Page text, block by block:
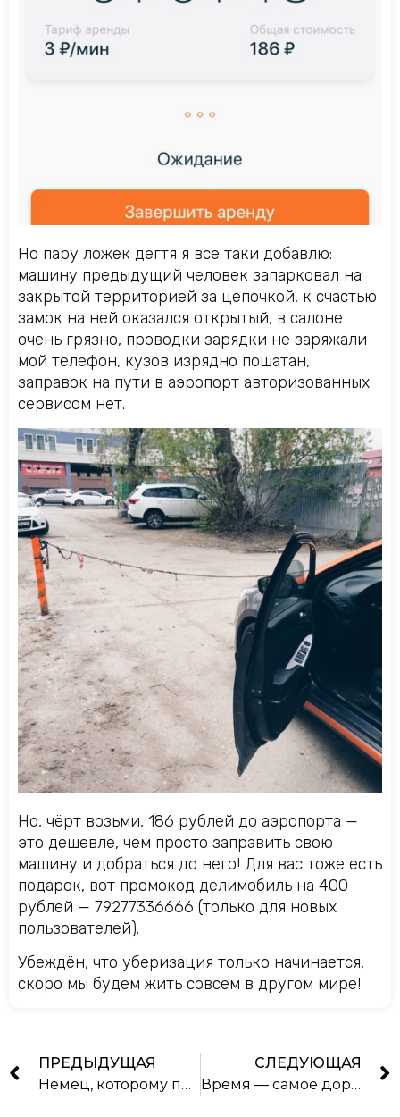
Но пару ложек дёгтя я все таки добавлю:
машину предыдущий человек запарковал на
закрытой территорией за цепочкой, к счастью
замок на ней оказался открытый, в салоне
очень грязно, проводки зарядки не заряжали
мой телефон, кузов изрядно пошатан,
заправок на пути в аэропорт авторизованных
сервисом нет.
Но, чёрт возьми, 186 рублей до аэропорта —
это дешевле, чем просто заправить свою
машину и добраться до него! Для вас тоже есть
подарок, вот промокод делимобиль на 400
рублей — 79277336666 (только для новых
пользователей).
Убеждён, что уберизация только начинается,
скоро мы будем жить совсем в другом мире!
ПРЕДЫДУЩАЯ
Немец, которому почти 100 лет, прошёл всю войну, попал в русский плен, после войны провёл 10 лет в тюрьме на Урале, продолжает наслаждаться жизнью и брать от неё по-максимуму!
СЛЕДУЮЩАЯ
Время — самое дорогое, что у нас есть